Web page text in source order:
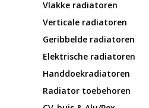
Vlakke radiatoren
Verticale radiatoren
Geribbelde radiatoren
Elektrische radiatoren
Handdoekradiatoren
Radiator toebehoren